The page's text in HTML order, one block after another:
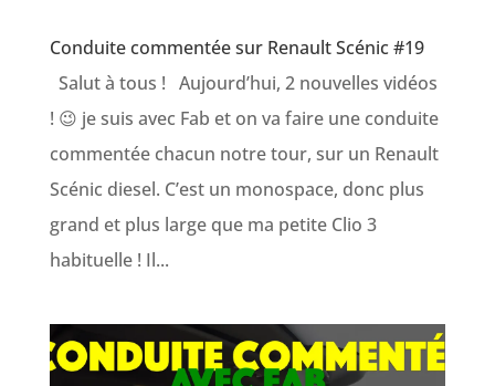
Conduite commentée sur Renault Scénic #19
Salut à tous ! Aujourd’hui, 2 nouvelles vidéos
! 😉 je suis avec Fab et on va faire une conduite
commentée chacun notre tour, sur un Renault
Scénic diesel. C’est un monospace, donc plus
grand et plus large que ma petite Clio 3
habituelle ! Il...